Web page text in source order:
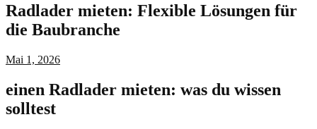
Radlader mieten: Flexible Lösungen für
die Baubranche
Posted
Mai 1, 2026
einen Radlader mieten: was du wissen
solltest